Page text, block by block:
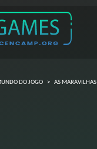
DO JOGO > AS MARAVILHAS